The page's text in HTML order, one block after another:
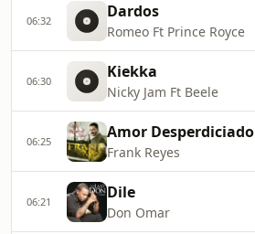
06:32 Dardos
Romeo Ft Prince Royce
06:30 Kiekka
Nicky Jam Ft Beele
06:25 Amor Desperdiciado
Frank Reyes
06:21 Dile
Don Omar